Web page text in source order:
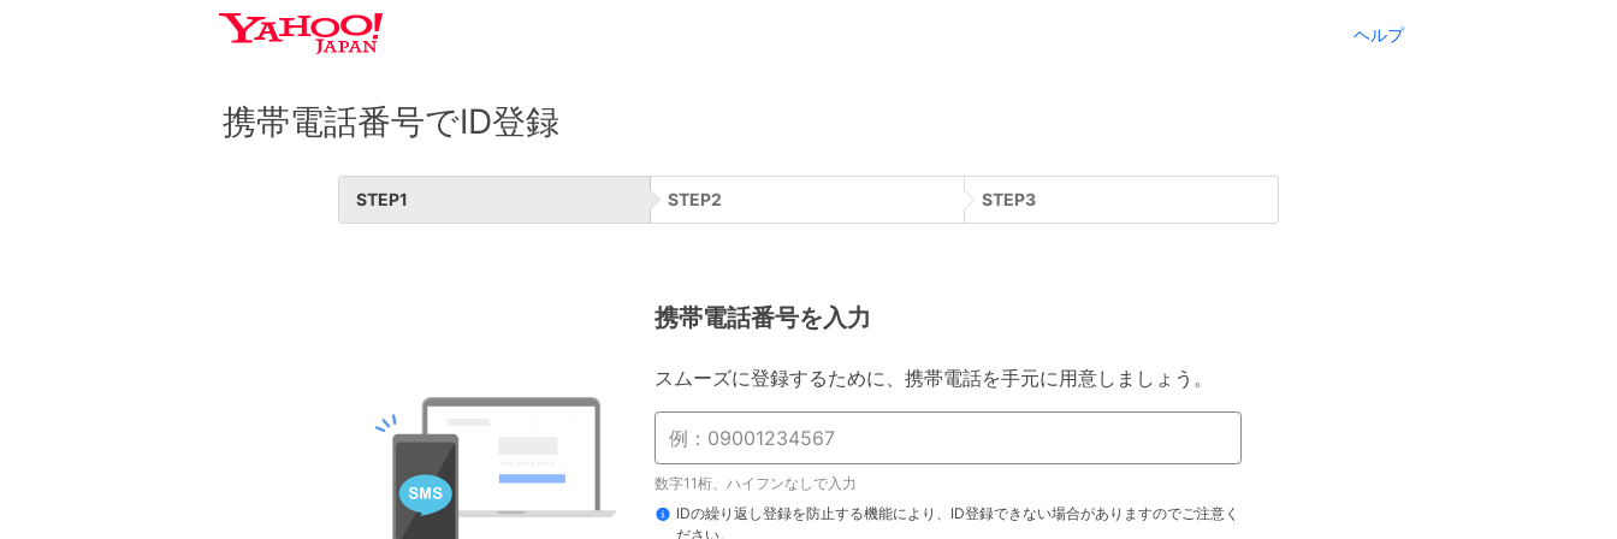
ヘルプ
携帯電話番号でID登録
STEP1 STEP2 STEP3
携帯電話番号を入力
スムーズに登録するために、携帯電話を手元に用意しましょう。
数字11桁、ハイフンなしで入力
IDの繰り返し登録を防止する機能により、ID登録できない場合がありますのでご注意く
ださい。